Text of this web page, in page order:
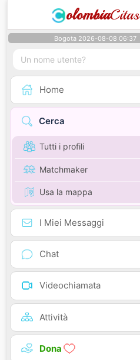
olombiaCitas
Bogota 2026-08-08 06:37
Home
Cerca
Tutti i profili
Matchmaker
Usa la mappa
I Miei Messaggi
Chat
Videochiamata
Attività
Dona